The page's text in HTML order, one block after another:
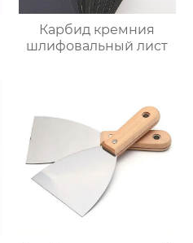
Карбид кремния
шлифовальный лист